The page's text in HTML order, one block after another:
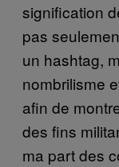
signification
pas
un hashtag,
nombrilisme
afin de
des fins
ma part des